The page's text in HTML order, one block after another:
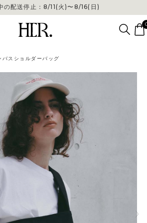
の配送停止：8/11(火)〜8/16(日)
バスショルダーバッグ